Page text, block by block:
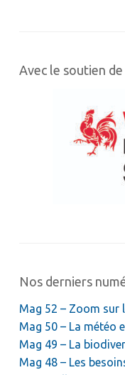
Avec le soutien de
Nos derniers
Mag 52 – Zoom sur
Mag 50 – La météo
Mag 49 – La
Mag 48 – Les